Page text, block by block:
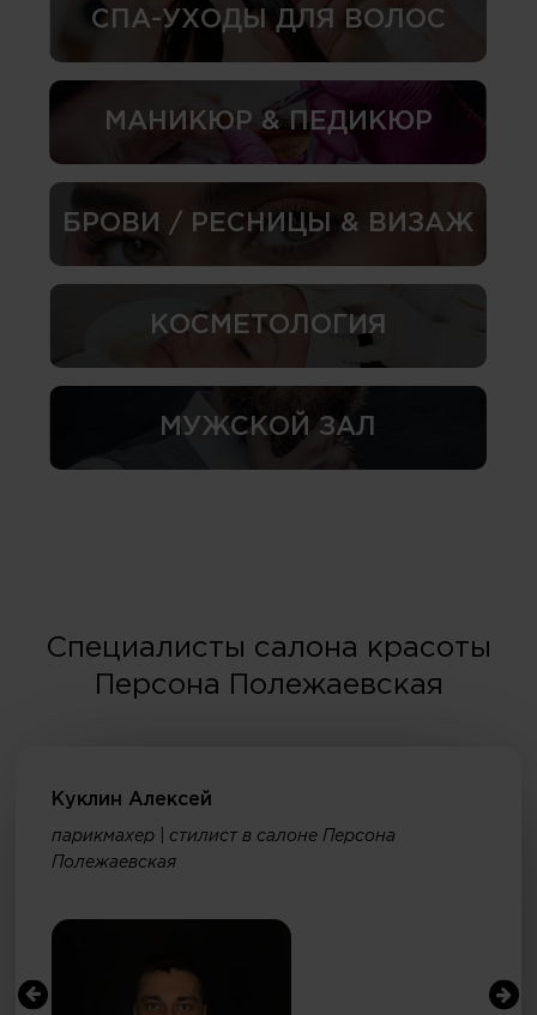
СПА-УХОДЫ ДЛЯ ВОЛОС
МАНИКЮР & ПЕДИКЮР
БРОВИ / РЕСНИЦЫ & ВИЗАЖ
КОСМЕТОЛОГИЯ
МУЖСКОЙ ЗАЛ
Специалисты салона красоты
Персона Полежаевская
Куклин Алексей
парикмахер | стилист в салоне Персона
Полежаевская